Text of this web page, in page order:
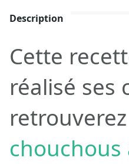
Description
Cette
réalisé ses